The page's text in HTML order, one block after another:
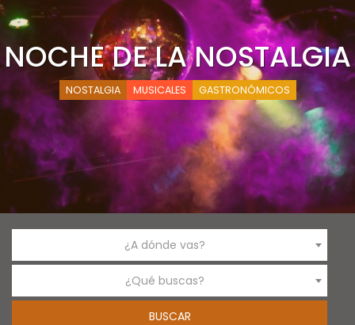
NOCHE DE LA NOSTALGIA
NOSTALGIA MUSICALES GASTRONÓMICOS
¿A dónde vas?
¿Qué buscas?